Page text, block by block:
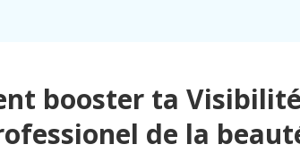
booster ta
de la